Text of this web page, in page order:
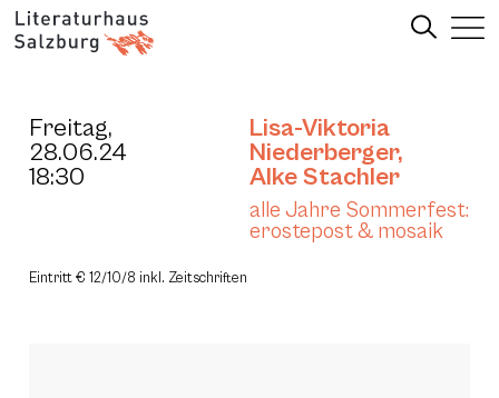
Freitag,
28.06.24
18:30
Lisa-Viktoria
Niederberger,
Alke Stachler
alle Jahre Sommerfest:
erostepost & mosaik
Eintritt € 12/10/8 inkl. Zeitschriften